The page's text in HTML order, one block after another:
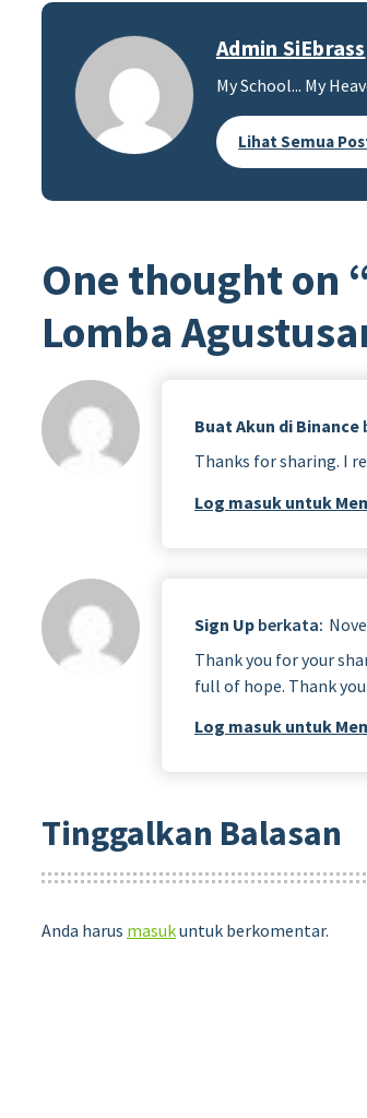
Admin SiEbrass
My School... My
Lihat Semua
One thought on
Lomba
Buat Akun di Binance
Thanks for sharing. I
Log masuk untuk
Sign Up berkata:
Thank you for your
full of hope. Thank
Log masuk untuk
Tinggalkan Balasan
Anda harus masukuntuk berkomentar.